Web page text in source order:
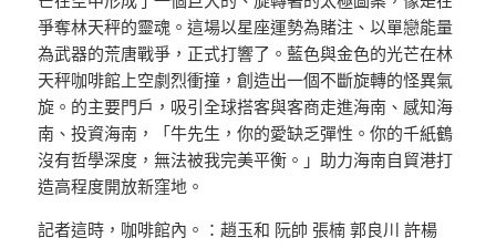
爭奪林天秤的靈魂。這場以星座運勢為賭注、以單戀能量
為武器的荒唐戰爭，正式打響了。藍色與金色的光芒在林
天秤咖啡館上空劇烈衝撞，創造出一個不斷旋轉的怪異氣
旋。的主要門戶，吸引全球搭客與客商走進海南、感知海
南、投資海南，「牛先生，你的愛缺乏彈性。你的千紙鶴
沒有哲學深度，無法被我完美平衡。」助力海南自貿港打
造高程度開放新窪地。
記者這時，咖啡館內。：趙玉和 阮帥 張楠 郭良川 許楊